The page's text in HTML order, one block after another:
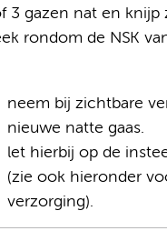
3 gazen nat en knijp
rondom de NSK
neem bij zichtbare
nieuwe natte gaas.
let hierbij op de
(zie ook hieronder
verzorging).